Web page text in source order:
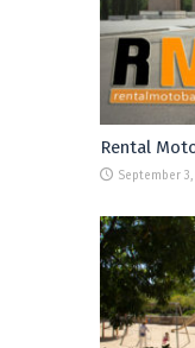
Rental
September 3,